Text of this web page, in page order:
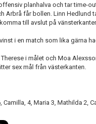
planhalva och tar time-
Arbrå får bollen. Linn Hedlund
till avslut på
i en match som lika gärna
i målet och Moa
sex mål från västerkanten.
Camilla, 4, Maria 3, Mathilda 2,